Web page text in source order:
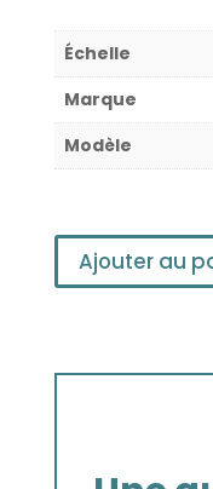
Échelle
Marque
Modèle
Ajouter au